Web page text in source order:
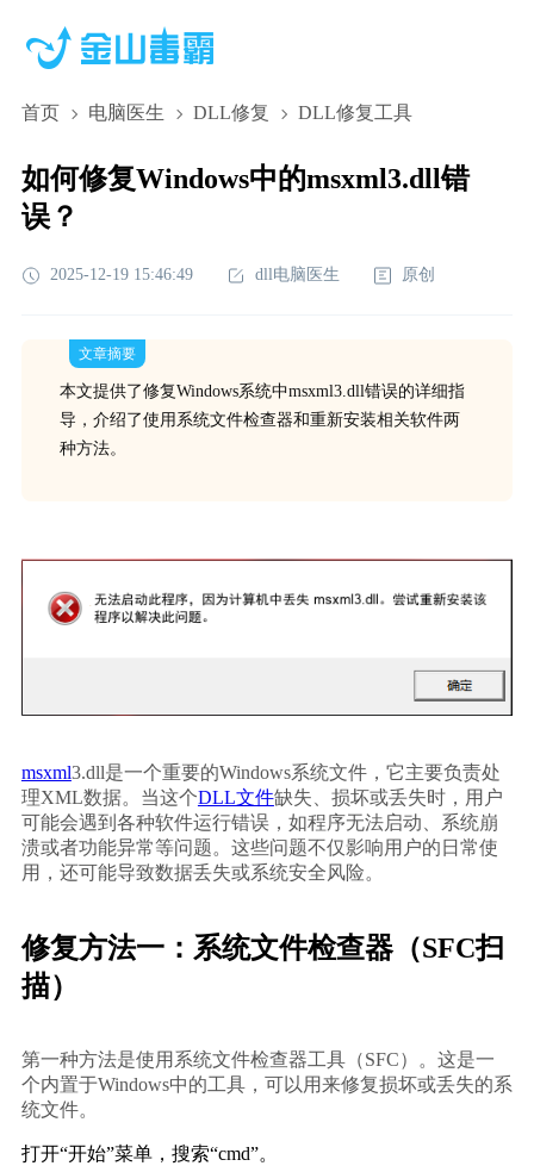
首页 电脑医生 DLL修复 DLL修复工具
如何修复Windows中的msxml3.dll错
误？
2025-12-19 15:46:49 dll电脑医生 原创
文章摘要
本文提供了修复Windows系统中msxml3.dll错误的详细指
导，介绍了使用系统文件检查器和重新安装相关软件两
种方法。
msxml3.dll是一个重要的Windows系统文件，它主要负责处
理XML数据。当这个DLL文件缺失、损坏或丢失时，用户
可能会遇到各种软件运行错误，如程序无法启动、系统崩
溃或者功能异常等问题。这些问题不仅影响用户的日常使
用，还可能导致数据丢失或系统安全风险。
修复方法一：系统文件检查器（SFC扫
描）
第一种方法是使用系统文件检查器工具（SFC）。这是一
个内置于Windows中的工具，可以用来修复损坏或丢失的系
统文件。
打开“开始”菜单，搜索“cmd”。